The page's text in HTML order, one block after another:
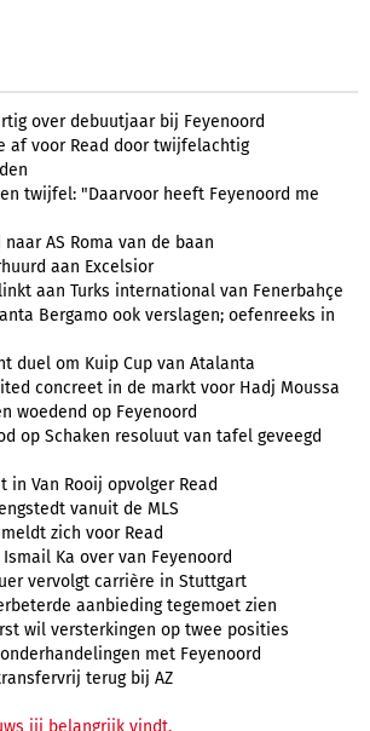
over debuutjaar bij Feyenoord
af voor Read door twijfelachtig
twijfel: "Daarvoor heeft Feyenoord me
AS Roma van de baan
aan Excelsior
aan Turks international van Fenerbahçe
Bergamo ook verslagen; oefenreeks in
duel om Kuip Cup van Atalanta
concreet in de markt voor Hadj Moussa
woedend op Feyenoord
op Schaken resoluut van tafel geveegd
in Van Rooij opvolger Read
vanuit de MLS
zich voor Read
Ka over van Feyenoord
vervolgt carrière in Stuttgart
aanbieding tegemoet zien
wil versterkingen op twee posities
met Feyenoord
terug bij AZ
jij belangrijk vindt.